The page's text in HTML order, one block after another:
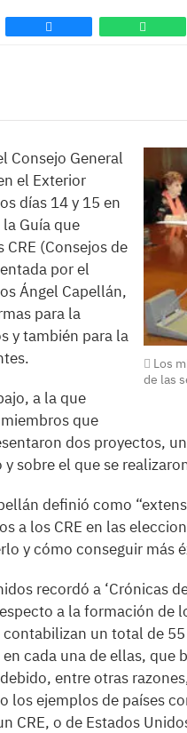
Los
de las
Consejo General
el Exterior
días 14 y 15 en
Guía que
(Consejos de
por el
Ángel Capellán,
para la
y también para la
a la que
que
dos proyectos,
sobre el que se
definió como
a los CRE en las
y cómo conseguir más
recordó a ‘Crónicas
a la formación de
un total de
cada una de ellas,
entre otras
los ejemplos de países
CRE, o de Estados